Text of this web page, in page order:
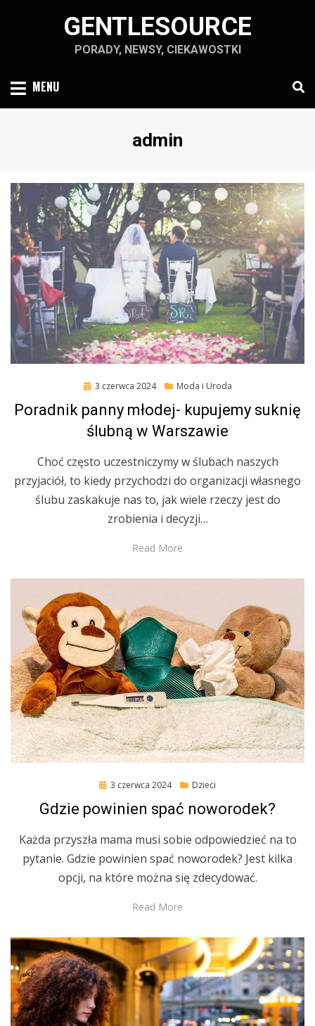
GENTLESOURCE
PORADY, NEWSY, CIEKAWOSTKI
MENU
Autor
:
admin
Posted
3 czerwca 2024 Moda i Uroda
Poradnik panny młodej- kupujemy suknię
ślubną w Warszawie
Choć często uczestniczymy w ślubach naszych
przyjaciół, to kiedy przychodzi do organizacji własnego
ślubu zaskakuje nas to, jak wiele rzeczy jest do
zrobienia i decyzji…
Read More
Posted
3 czerwca 2024 Dzieci
Gdzie powinien spać noworodek?
Każda przyszła mama musi sobie odpowiedzieć na to
pytanie. Gdzie powinien spać noworodek? Jest kilka
opcji, na które można się zdecydować.
Read More